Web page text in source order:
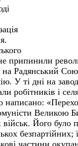
припинили
на Радянський
У ті дні на
робітників і
написано:
Вели­кою
Його було
частини